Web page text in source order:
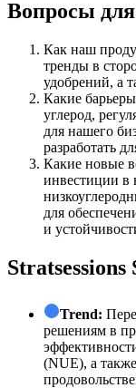
Вопросы
Как наш
тренды в
удобрений, а
Какие
углерод,
для нашего
разработать
Какие новые
инвестиции в
для
и
Stratsessions
Trend:
решениям в
(NUE), а